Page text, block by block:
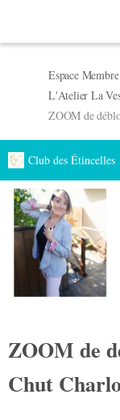
Espace Membre
ZOOM de
Club des Étincelles
ZOOM de
Chut